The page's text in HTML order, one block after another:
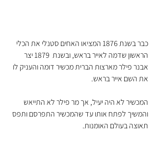
כבר בשנת 1876 המציאו האחים סטנלי את הכלי
הראשון שדמה לאייר בראש, ובשנת  1879 יצר
אבנר פילר מארצות הברית מכשיר דומה והעניק לו
את השם אייר בראש.
המכשיר לא היה יעיל, אך מר פילר לא התייאש
והמשיך לפתח אותו עד שהמכשיר התפרסם ותפס
תאוצה בעולם האומנות.